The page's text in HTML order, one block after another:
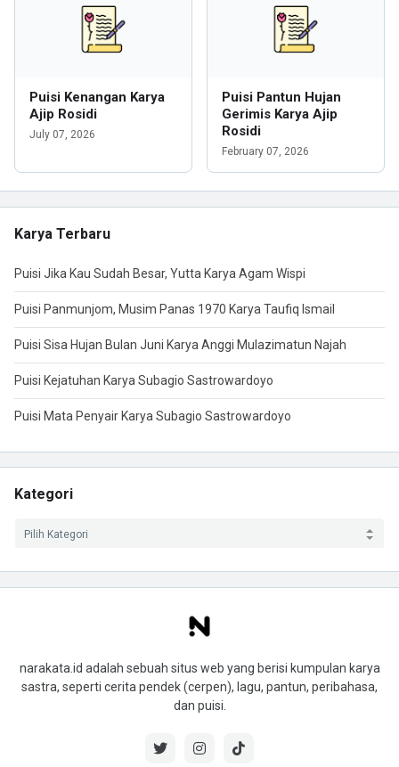
Puisi Kenangan Karya
Ajip Rosidi
July 07, 2026
Puisi Pantun Hujan
Gerimis Karya Ajip
Rosidi
February 07, 2026
Karya Terbaru
Puisi Jika Kau Sudah Besar, Yutta Karya Agam Wispi
Puisi Panmunjom, Musim Panas 1970 Karya Taufiq Ismail
Puisi Sisa Hujan Bulan Juni Karya Anggi Mulazimatun Najah
Puisi Kejatuhan Karya Subagio Sastrowardoyo
Puisi Mata Penyair Karya Subagio Sastrowardoyo
Kategori
narakata.id adalah sebuah situs web yang berisi kumpulan karya
sastra, seperti cerita pendek (cerpen), lagu, pantun, peribahasa,
dan puisi.